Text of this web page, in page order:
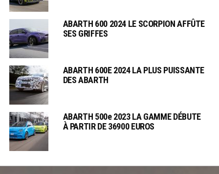
ABARTH 600 2024 LE SCORPION AFFÛTE
SES GRIFFES
ABARTH 600E 2024 LA PLUS PUISSANTE
DES ABARTH
ABARTH 500e 2023 LA GAMME DÉBUTE
À PARTIR DE 36900 EUROS